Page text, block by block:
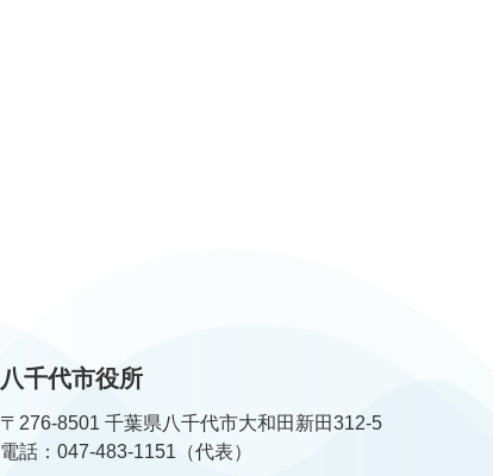
八千代市役所
〒276-8501 千葉県八千代市大和田新田312-5
電話：047-483-1151（代表）